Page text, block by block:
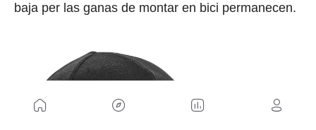
baja per las ganas de montar en bici permanecen.